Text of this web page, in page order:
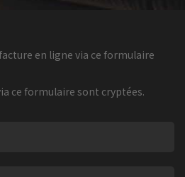
en ligne via ce formulaire
ce formulaire sont cryptées.